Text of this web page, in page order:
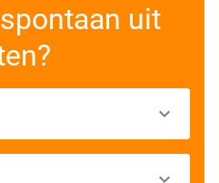
uit